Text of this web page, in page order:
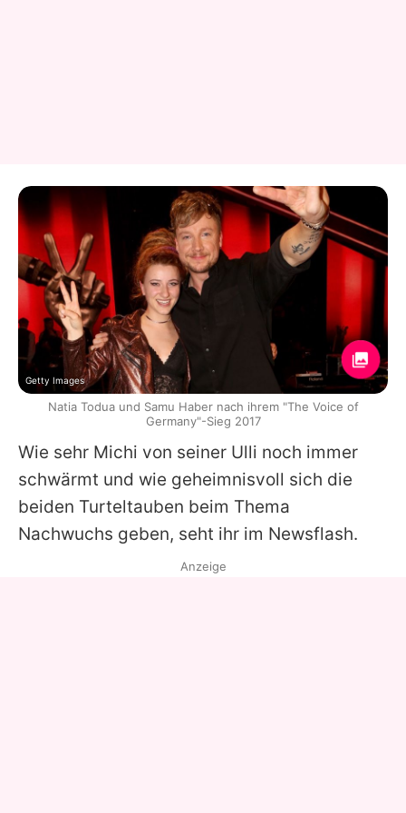
Wie sehr Michi von seiner Ulli noch immer
schwärmt und wie geheimnisvoll sich die
beiden Turteltauben beim Thema
Nachwuchs geben, seht ihr im Newsflash.
Getty Images
Natia Todua und Samu Haber nach ihrem "The Voice of
Germany"-Sieg 2017
Anzeige